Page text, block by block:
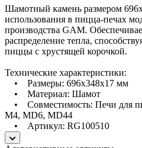
Шамотный камень размером
использования в пицца-печах
производства GAM.
распределение тепла,
пиццы с хрустящей корочкой.
Технические характеристики:
• Размеры: 696x348x17 мм
• Материал: Шамот
• Совместимость: Печи для
M4, MD6, MD44
• Артикул: RG100510